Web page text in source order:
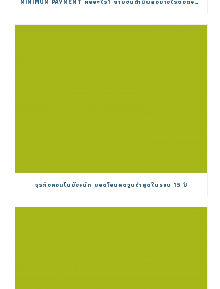
ธุรกิจคอนโนยังหนัก ยอดโอนลดวูบต่ำสุดในรอบ 15 ปี